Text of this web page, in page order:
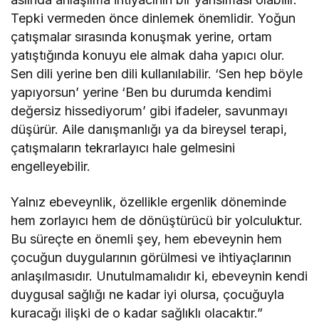
Tepki vermeden önce dinlemek önemlidir. Yoğun
çatışmalar sırasında konuşmak yerine, ortam
yatıştığında konuyu ele almak daha yapıcı olur.
Sen dili yerine ben dili kullanılabilir. ‘Sen hep böyle
yapıyorsun’ yerine ‘Ben bu durumda kendimi
değersiz hissediyorum’ gibi ifadeler, savunmayı
düşürür. Aile danışmanlığı ya da bireysel terapi,
çatışmaların tekrarlayıcı hale gelmesini
engelleyebilir.
Yalnız ebeveynlik, özellikle ergenlik döneminde
hem zorlayıcı hem de dönüştürücü bir yolculuktur.
Bu süreçte en önemli şey, hem ebeveynin hem
çocuğun duygularının görülmesi ve ihtiyaçlarının
anlaşılmasıdır. Unutulmamalıdır ki, ebeveynin kendi
duygusal sağlığı ne kadar iyi olursa, çocuğuyla
kuracağı ilişki de o kadar sağlıklı olacaktır.”